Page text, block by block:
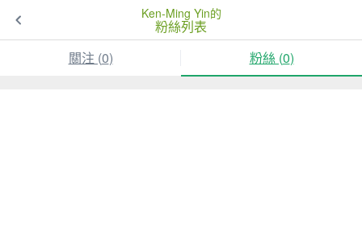
Ken-Ming Yin的
粉絲列表
關注 (0) 粉絲 (0)